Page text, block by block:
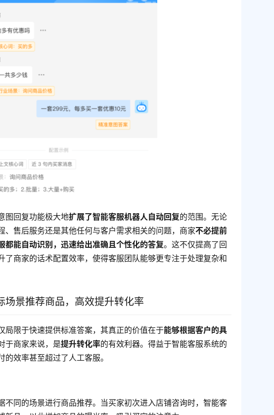
图回复功能极大地扩展了智能客服机器人自动回复的范围。无论
、售后服务还是其他任何与客户需求相关的问题，商家不必提前
都能自动识别，迅速给出准确且个性化的答复。这不仅提高了回
了商家的话术配置效率，使得客服团队能够更专注于处理复杂和
场景推荐商品，高效提升转化率
局限于快速提供标准答案，其真正的价值在于能够根据客户的具
于商家来说，是提升转化率的有效利器。得益于智能客服系统的
的效率甚至超过了人工客服。
不同的场景进行商品推荐。当买家初次进入店铺咨询时，智能客